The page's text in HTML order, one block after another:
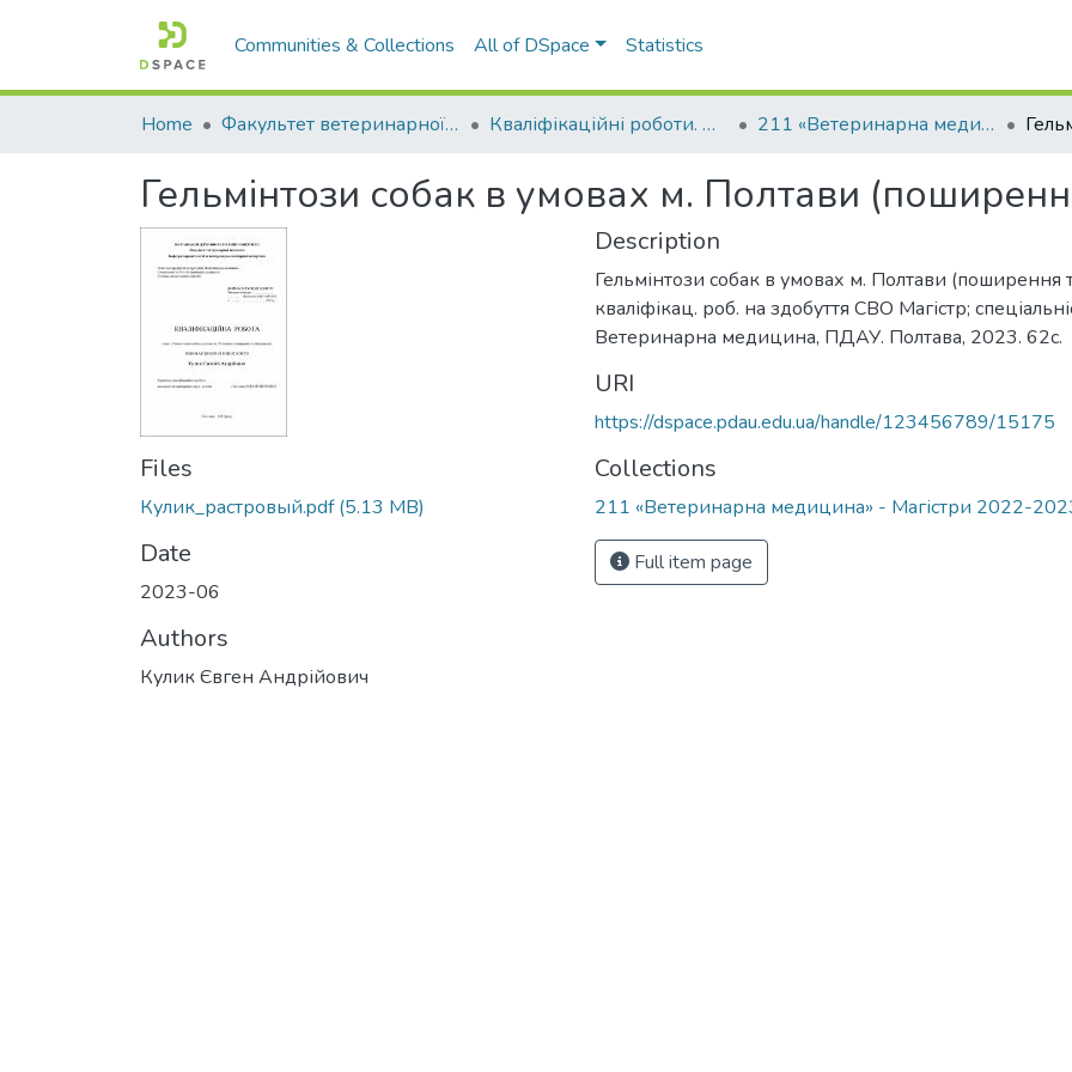
Communities & Collections All of DSpace Statistics
Home Факультет ветеринарної медицини Кваліфікаційні роботи. Факультет ветеринарної медицини 211 «Ветеринарна медицина» - Магістри 2022-2023
Гельмінтози собак в умовах м. Полтави
Files
Кулик_растровый.pdf(5.13 MB)
Date
2023-06
Authors
Кулик Євген Андрійович
Description
Гельмінтози собак в умовах м. Полтави (поширення
кваліфікац. роб. на здобуття СВО Магістр;
Ветеринарна медицина, ПДАУ. Полтава, 2023. 62с.
URI
https://dspace.pdau.edu.ua/handle/123456789/15175
Collections
211 «Ветеринарна медицина» - Магістри 2022-
Full item page